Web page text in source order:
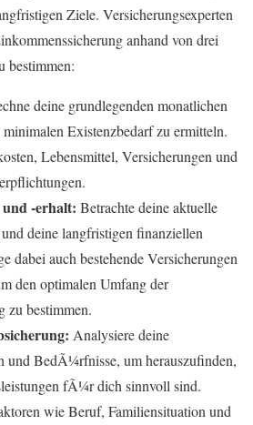
Ziele. Versicherungsexperten
anhand von drei
bestimmen:
deine grundlegenden monatlichen
Existenzbedarf zu ermitteln.
Lebensmittel, Versicherungen und
-erhalt: Betrachte deine aktuelle
deine langfristigen finanziellen
dabei auch bestehende Versicherungen
den optimalen Umfang der
zu bestimmen.
Analysiere deine
und BedÃ¼rfnisse, um herauszufinden,
fÃ¼r dich sinnvoll sind.
wie Beruf, Familiensituation und